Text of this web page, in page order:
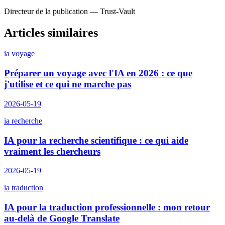
Directeur de la publication — Trust-Vault
Articles similaires
ia voyage
Préparer un voyage avec l'IA en 2026 : ce que
j'utilise et ce qui ne marche pas
2026-05-19
ia recherche
IA pour la recherche scientifique : ce qui aide
vraiment les chercheurs
2026-05-19
ia traduction
IA pour la traduction professionnelle : mon retour
au-delà de Google Translate